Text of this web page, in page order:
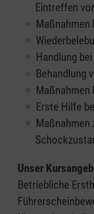
Eintreffen
Handlung
Behandlung
Maßnahmen
Erste Hilfe
Maßnahmen
Unser
Betriebliche